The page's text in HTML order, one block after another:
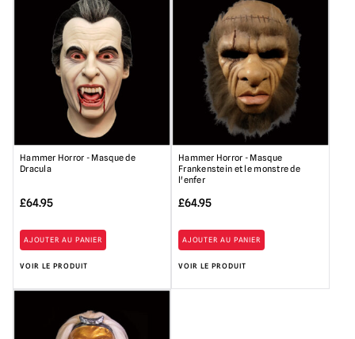
Hammer Horror - Masque de
Dracula
£64.95
AJOUTER AU PANIER
VOIR LE PRODUIT
Hammer Horror - Masque
Frankenstein et le monstre de
l'enfer
£64.95
AJOUTER AU PANIER
VOIR LE PRODUIT